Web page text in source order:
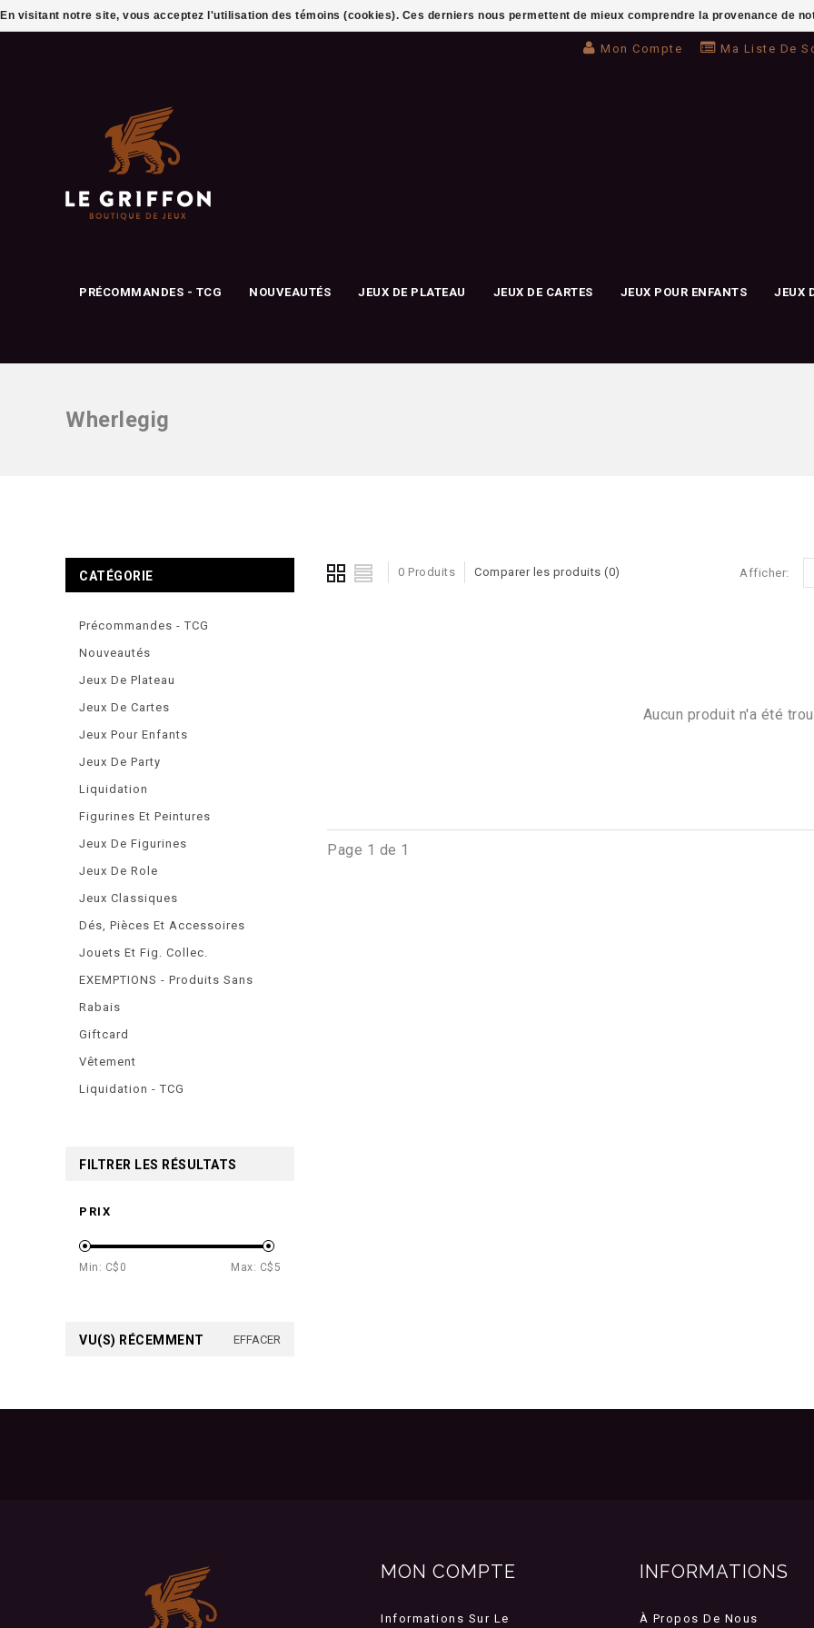
Mon Compte Ma Liste De
PRÉCOMMANDES - TCG NOUVEAUTÉS JEUX DE PLATEAU JEUX DE CARTES JEUX POUR ENFANTS JEUX
Wherlegig
0 Produits Comparer les produits (0) Afficher:
Aucun produit n'a été
Page 1 de 1
CATÉGORIE
Précommandes - TCG
Nouveautés
Jeux De Plateau
Jeux De Cartes
Jeux Pour Enfants
Jeux De Party
Liquidation
Figurines Et Peintures
Jeux De Figurines
Jeux De Role
Jeux Classiques
Dés, Pièces Et Accessoires
Jouets Et Fig. Collec.
EXEMPTIONS - Produits Sans
Rabais
Giftcard
Vêtement
Liquidation - TCG
FILTRER LES RÉSULTATS
PRIX
Min: C$ 0 Max: C$ 5
VU(S) RÉCEMMENT EFFACER
MON COMPTE
Informations Sur Le
INFORMATIONS
À Propos De Nous
En visitant notre site, vous acceptez l'utilisation des témoins (cookies). Ces derniers nous permettent de mieux comprendre la provenance de